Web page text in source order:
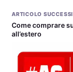
ARTICOLO
Come comprare
all’estero